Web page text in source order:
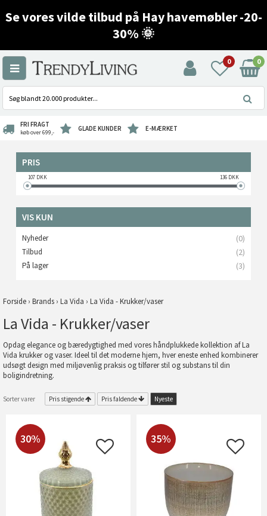
Se vores vilde tilbud på Hay havemøbler -20-
30% 🌞
0 0
FRI FRAGT
køb over 699,- GLADE KUNDER E-MÆRKET
PRIS
107DKK 136DKK
VIS KUN
Nyheder (0)
Tilbud (2)
På lager (3)
Forside › Brands › La Vida › La Vida - Krukker/vaser
La Vida - Krukker/vaser
Opdag elegance og bæredygtighed med vores håndplukkede kollektion af La
Vida krukker og vaser. Ideel til det moderne hjem, hver eneste enhed kombinerer
udsøgt design med miljøvenlig praksis og tilfører stil og substans til din
boligindretning.
Sorter varer Pris stigende Pris faldende Nyeste
30% 35%